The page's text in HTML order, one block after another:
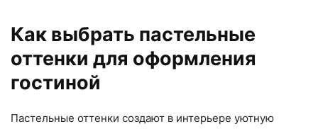
Как выбрать пастельные
оттенки для оформления
гостиной
Пастельные оттенки создают в интерьере уютную